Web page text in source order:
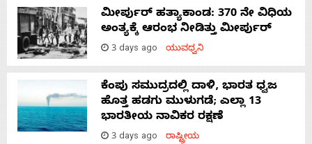
ಮೀರ್ಪುರ್ ಹತ್ಯಾಕಾಂಡ: 370 ನೇ ವಿಧಿಯ
ಅಂತ್ಯಕ್ಕೆ ಆರಂಭ ನೀಡಿತ್ತು ಮೀರ್ಪುರ್
3 days ago ಯುವಧ್ವನಿ
ಕೆಂಪು ಸಮುದ್ರದಲ್ಲಿ ದಾಳಿ, ಭಾರತ ಧ್ವಜ
ಹೊತ್ತ ಹಡಗು ಮುಳುಗಡೆ; ಎಲ್ಲಾ 13
ಭಾರತೀಯ ನಾವಿಕರ ರಕ್ಷಣೆ
3 days ago ರಾಷ್ಟ್ರೀಯ